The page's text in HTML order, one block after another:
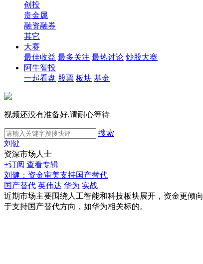
创投
贵金属
融资融券
其它
大赛
最佳收益 最多关注 最热讨论 炒股大赛
阿牛智投
一起看盘 股票 板块 基金
视频还没有准备好,请耐心等待
搜索
刘健
资深市场人士
+订阅 查看专辑
刘健：资金审美支持国产替代
国产替代 英伟达 华为 实战
近期市场主要围绕人工智能和科技板块展开，资金更倾向
于支持国产替代方向，如华为相关标的。